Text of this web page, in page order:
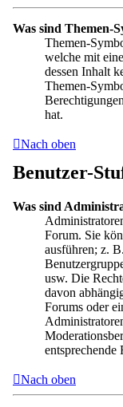
Was sind Themen-
Themen-
welche mit
dessen Inhalt
Themen-
hat.
Nach oben
Benutzer-
Was sind
Forum. Sie
ausführen; z.
usw. Die
davon
Forums oder
entsprechende
Nach oben